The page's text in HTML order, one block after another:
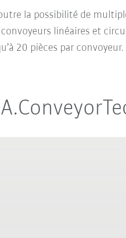
la possibilité de m
convoyeurs linéaires et
20 pièces par convoyeur.